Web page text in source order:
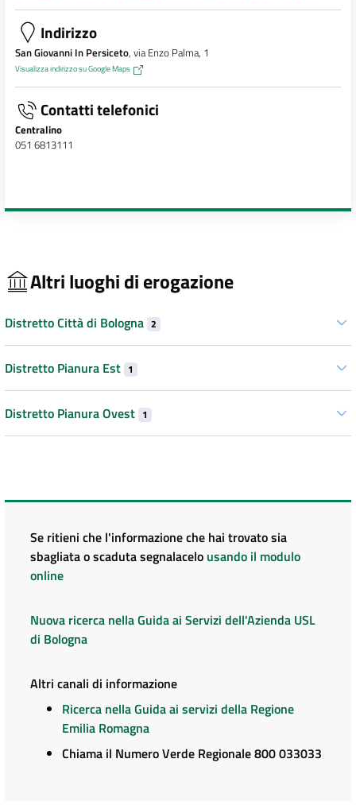
Indirizzo
San Giovanni In Persiceto, via Enzo Palma, 1
Visualizza indirizzo su Google Maps
Contatti telefonici
Centralino
051 6813111
Altri luoghi di erogazione
Distretto Città di Bologna 2
Distretto Pianura Est 1
Distretto Pianura Ovest 1
Se ritieni che l'informazione che hai trovato sia
sbagliata o scaduta segnalacelo usando il modulo
online
Nuova ricerca nella Guida ai Servizi dell'Azienda USL
di Bologna
Altri canali di informazione
Ricerca nella Guida ai servizi della Regione
Emilia Romagna
Chiama il Numero Verde Regionale 800 033033